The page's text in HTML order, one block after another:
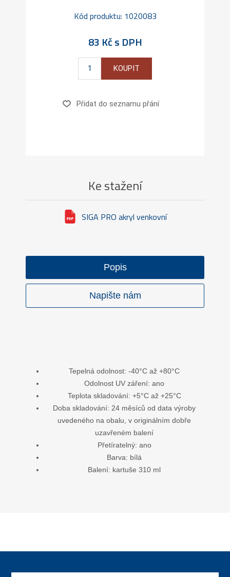
Kód produktu: 1020083
83 Kč s DPH
KOUPIT
Přidat do seznamu přání
Ke stažení
SIGA PRO akryl venkovní
Popis
Napište nám
Tepelná odolnost: -40°C až +80°C
Odolnost UV záření: ano
Teplota skladování: +5°C až +25°C
Doba skladování: 24 měsíců od data výroby
uvedeného na obalu, v originálním dobře
uzavřeném balení
Přetíratelný: ano
Barva: bílá
Balení: kartuše 310 ml